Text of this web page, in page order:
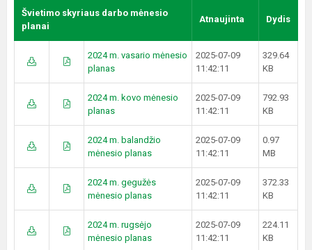
Švietimo skyriaus darbo mėnesio
planai
Atnaujinta Dydis
2024 m. vasario mėnesio
planas
2025-07-09
11:42:11
329.64
KB
2024 m. kovo mėnesio
planas
2025-07-09
11:42:11
792.93
KB
2024 m. balandžio
mėnesio planas
2025-07-09
11:42:11
0.97
MB
2024 m. gegužės
mėnesio planas
2025-07-09
11:42:11
372.33
KB
2024 m. rugsėjo
mėnesio planas
2025-07-09
11:42:11
224.11
KB